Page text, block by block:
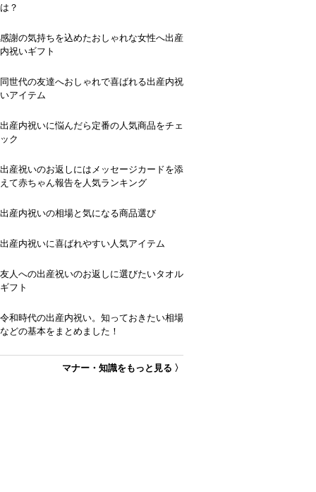
は？
感謝の気持ちを込めたおしゃれな女性へ出産
内祝いギフト
同世代の友達へおしゃれで喜ばれる出産内祝
いアイテム
出産内祝いに悩んだら定番の人気商品をチェ
ック
出産祝いのお返しにはメッセージカードを添
えて赤ちゃん報告を人気ランキング
出産内祝いの相場と気になる商品選び
出産内祝いに喜ばれやすい人気アイテム
友人への出産祝いのお返しに選びたいタオル
ギフト
令和時代の出産内祝い。知っておきたい相場
などの基本をまとめました！
マナー・知識をもっと見る 〉